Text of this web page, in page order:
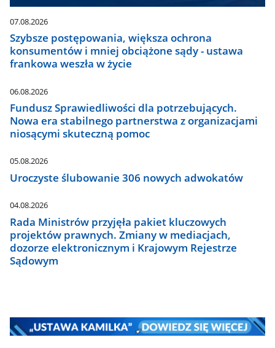
07.08.2026
Szybsze postępowania, większa ochrona
konsumentów i mniej obciążone sądy - ustawa
frankowa weszła w życie
06.08.2026
Fundusz Sprawiedliwości dla potrzebujących.
Nowa era stabilnego partnerstwa z organizacjami
niosącymi skuteczną pomoc
05.08.2026
Uroczyste ślubowanie 306 nowych adwokatów
04.08.2026
Rada Ministrów przyjęła pakiet kluczowych
projektów prawnych. Zmiany w mediacjach,
dozorze elektronicznym i Krajowym Rejestrze
Sądowym